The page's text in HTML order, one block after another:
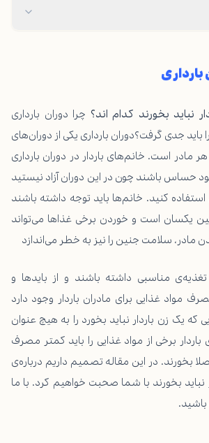
بارداری
نباید بخورند کدام اند؟ چرا دوران بارداری
جدی گرفت؟دوران بارداری یکی از دوران‌های
است. خانم‌های باردار در دوران بارداری
حساس باشند چون در این دوران آزاد نیستید
کنید. خانم‌ها باید توجه داشته باشند
یکسان است و خوردن برخی غذاها می‌تواند
مادر، سلامت جنین را نیز به خطر می‌اندازد
تغذیه‌ی مناسبی داشته باشند و از باید‌ها و
مواد غذایی برای مادران باردار وجود دارد
یک زن باردار نباید بخورد را به هیچ عنوان
برخی از مواد غذایی را باید کمتر مصرف
بخورند. در این مقاله تصمیم داریم درباره‌ی
نباید بخورند با شما صحبت خواهیم کرد. با ما